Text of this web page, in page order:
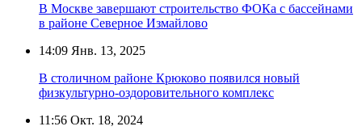
В Москве завершают строительство ФОКа с бассейнами
в районе Северное Измайлово
14:09 Янв. 13, 2025
В столичном районе Крюково появился новый
физкультурно-оздоровительного комплекс
11:56 Окт. 18, 2024